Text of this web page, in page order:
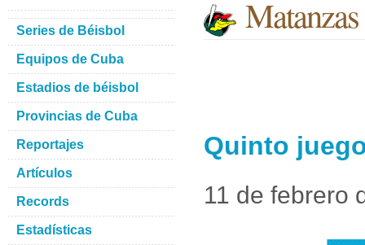
Quinto
11 de febrero
Series de Béisbol
Equipos de Cuba
Estadios de béisbol
Provincias de Cuba
Reportajes
Artículos
Records
Estadísticas